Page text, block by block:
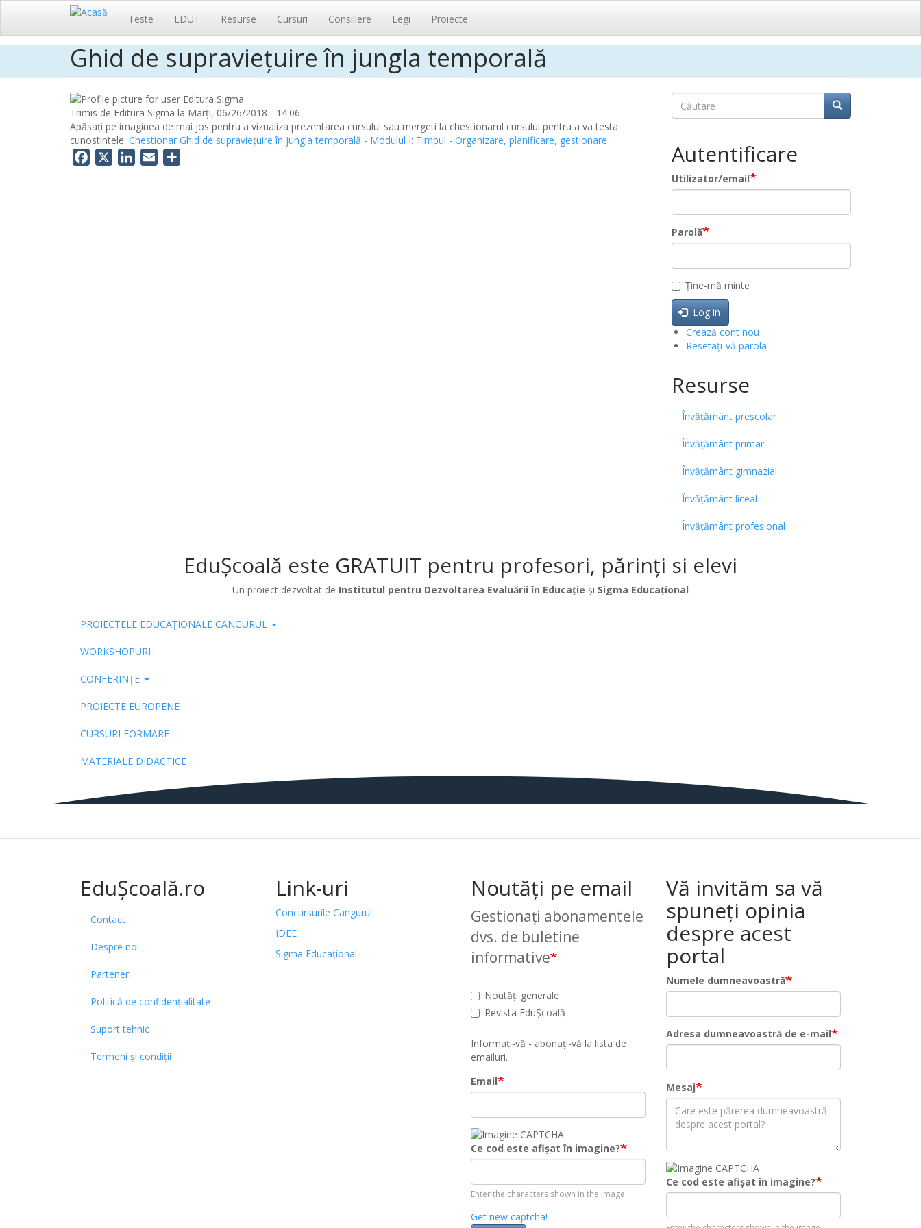
conținutul
Navigare
principală
Teste EDU+ Resurse Cursuri Consiliere Legi Proiecte
Ghid de supraviețuire în jungla temporală
Trimis de Editura Sigma la Marți, 06/26/2018 - 14:06
Apăsați pe imaginea de mai jos pentru a vizualiza prezentarea cursului sau mergeti la chestionarul cursului pentru a va testa
cunostintele: Chestionar Ghid de supraviețuire în jungla temporală - Modulul I: Timpul - Organizare, planificare, gestionare
Facebook LinkedIn
Email
Căutare
Căutare Căutare
Autentificare
Utilizator/email
Parolă
Ține-mă minte
Log in
Crează cont nou
Resetați-vă parola
Resurse
Învățământ preșcolar
Învățământ primar
Învățământ gimnazial
Învățământ liceal
Învățământ profesional
EduȘcoală este GRATUIT pentru profesori, părinți si elevi
Un proiect dezvoltat de Institutul pentru Dezvoltarea Evaluării în Educație și Sigma Educațional
Pub
PROIECTELE EDUCAȚIONALE CANGURUL
WORKSHOPURI
CONFERINȚE
PROIECTE EUROPENE
CURSURI FORMARE
MATERIALE DIDACTICE
EduȘcoală.ro
Contact
Despre noi
Parteneri
Politică de confidențialitate
Suport tehnic
Termeni și condiții
Link-uri
Concursurile Cangurul
IDEE
Sigma Educațional
Noutăți pe email
Gestionați abonamentele
dvs. de buletine
informative
Noutăți generale
Revista EduȘcoală
Informați-vă - abonați-vă la lista de
emailuri.
Email
Ce cod este afișat în imagine?
Enter the characters shown in the image.
Get new captcha!
Vă invităm sa vă
spuneți opinia
despre acest
portal
Numele dumneavoastră
Adresa dumneavoastră de e-mail
Mesaj
Ce cod este afișat în imagine?